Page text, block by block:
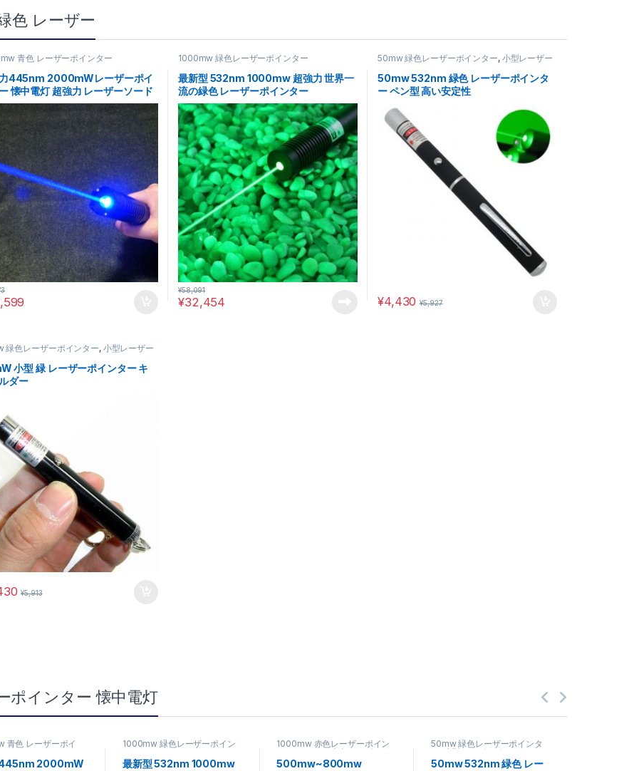
色 レーザー
青色 レーザーポインター
445nm 2000mWレーザーポイ
懐中電灯 超強力 レーザーソード
1000mw 緑色レーザーポインター
最新型 532nm 1000mw 超強力 世界一
流の緑色 レーザーポインター
¥32,454
¥58,091
50mw 緑色レーザーポインター, 小型レーザー
ポインター
50mw 532nm 緑色 レーザーポインタ
ー ペン型 高い安定性
¥4,430 ¥5,927
緑色レーザーポインター, 小型レーザー
ター
小型 緑 レーザーポインター キ
ダー
¥5,913
ポインター 懐中電灯
青色 レーザーポイ
2000mW
1000mw 緑色レーザーポイン
最新型 532nm 1000mw
1000mw 赤色レーザーポイン
500mw 赤色レーザーポ
インター
500mw~800mw
50mw 緑色レーザーポインタ
小型レーザーポインター
50mw 532nm 緑色 レー